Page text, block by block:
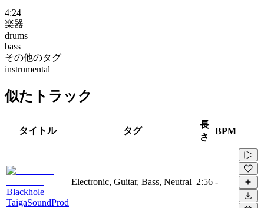
4:24
楽器
drums
bass
その他のタグ
instrumental
似たトラック
タイトル タグ
長
さ
BPM
Blackhole
TaigaSoundProd
Electronic, Guitar, Bass, Neutral 2:56 -